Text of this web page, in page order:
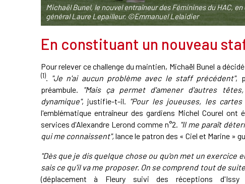
Michaël Bunel, le nouvel entraîneur des Féminines du HAC,
général Laure Lepailleur. ©Emmanuel Lelaidier
En constituant un nouveau
Pour relever ce challenge du maintien, Michaël Bunel a
(1). "Je n'ai aucun problème avec le staff précédent",
préambule.
"Mais ça permet d'amener d'autres
dynamique", justifie-t-il. "Pour les joueuses, les
l'emblématique entraîneur des gardiens Michel Courel
services d'Alexandre Lerond comme n°2. "Il me paraît
qui me connaissent",lance le patron des « Ciel et Marine »
"Dès que je dis quelque chose ou qu'on met un
sais ce qu'il va me proposer. On se comprend tout de
(déplacement à Fleury suivi des réceptions d'Issy